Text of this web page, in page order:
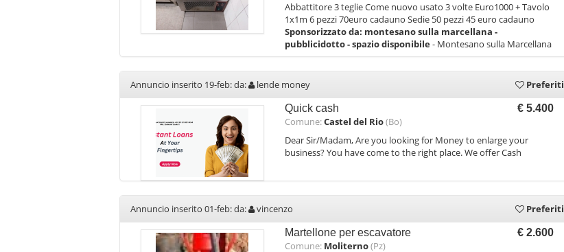
Abbattitore 3 teglie Come nuovo usato 3 volte Euro1000 + Tavolo
1x1m 6 pezzi 70euro cadauno Sedie 50 pezzi 45 euro cadauno
Sponsorizzato da: montesano sulla marcellana -
pubblicidotto - spazio disponibile- Montesano sulla Marcellana
Annuncio inserito 19-feb: da: lende money Preferiti
Quick cash € 5.400
Comune:Castel del Rio(Bo)
Dear Sir/Madam, Are you looking for Money to enlarge your
business? You have come to the right place. We offer Cash
Annuncio inserito 01-feb: da: vincenzo Preferiti
Martellone per escavatore € 2.600
Comune: Moliterno(Pz)